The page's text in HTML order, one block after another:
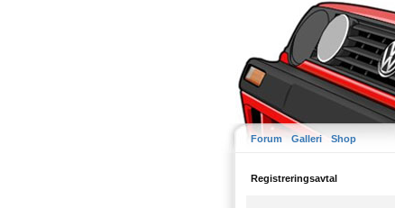
Forum Galleri Shop
Registreringsavtal